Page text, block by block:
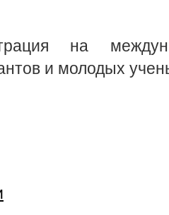
на
и молодых